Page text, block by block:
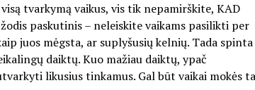
tvarkymą vaikus, vis tik nepamirškite, KAD
žodis paskutinis – neleiskite vaikams pasilikti per
juos mėgsta, ar suplyšusių kelnių. Tada spinta
daiktų. Kuo mažiau daiktų, ypač
likusius tinkamus. Gal būt vaikai mokės